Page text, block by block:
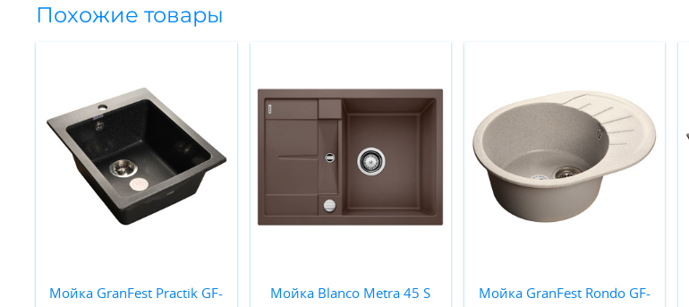
Похожие товары
Мойка GranFest Practik GF-
Мойка Blanco Metra 45 S
Мойка GranFest Rondo GF-